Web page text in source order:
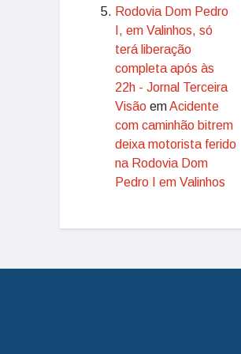
Rodovia Dom Pedro
I, em Valinhos, só
terá liberação
completa após às
22h - Jornal Terceira
Visão emAcidente
com caminhão bitrem
deixa motorista ferido
na Rodovia Dom
Pedro I em Valinhos